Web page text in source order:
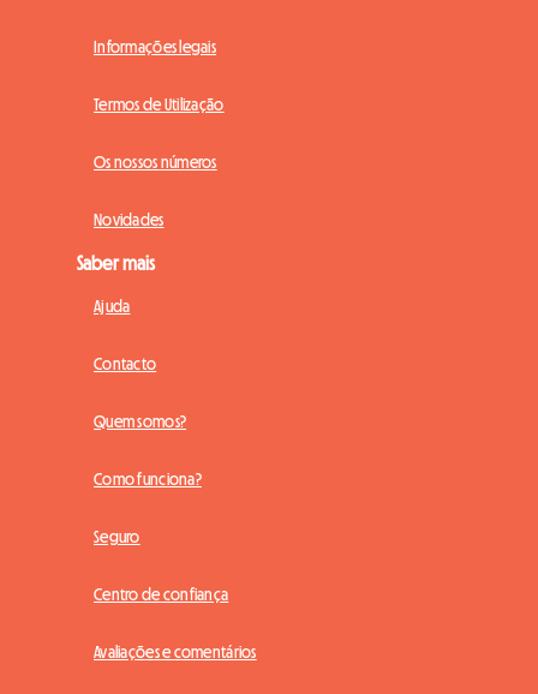
Informações legais
Termos de Utilização
Os nossos números
Novidades
Saber mais
Ajuda
Contacto
Quem somos?
Como funciona?
Seguro
Centro de confiança
Avaliações e comentários